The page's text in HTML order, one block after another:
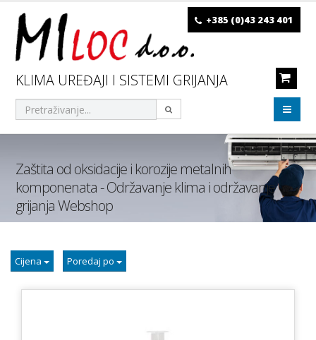
KLIMA UREĐAJI I SISTEMI GRIJANJA
+385 (0)43 243 401
Zaštita od oksidacije i korozije metalnih
komponenata - Održavanje klima i održavanje
grijanja Webshop
Cijena Poredaj po